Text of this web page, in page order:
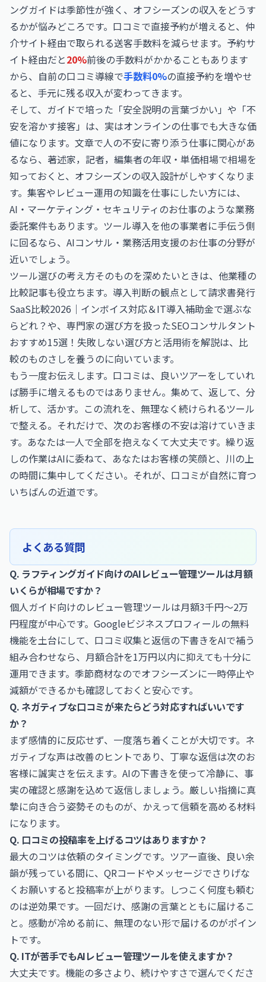
ングガイドは季節性が強く、オフシーズンの収入をどうす
るかが悩みどころです。口コミで直接予約が増えると、仲
介サイト経由で取られる送客手数料を減らせます。予約サ
イト経由だと20%前後の手数料がかかることもあります
から、自前の口コミ導線で手数料0%の直接予約を増やせ
ると、手元に残る収入が変わってきます。
そして、ガイドで培った「安全説明の言葉づかい」や「不
安を溶かす接客」は、実はオンラインの仕事でも大きな価
値になります。文章で人の不安に寄り添う仕事に関心があ
るなら、 著述家，記者，編集者の年収・単価相場で相場を
知っておくと、オフシーズンの収入設計がしやすくなりま
す。集客やレビュー運用の知識を仕事にしたい方には、
AI・マーケティング・セキュリティのお仕事のような業務
委託案件もあります。ツール導入を他の事業者に手伝う側
に回るなら、 AIコンサル・業務活用支援のお仕事の分野が
近いでしょう。
ツール選びの考え方そのものを深めたいときは、他業種の
比較記事も役立ちます。導入判断の観点として請求書発行
SaaS比較2026｜インボイス対応＆IT導入補助金で選ぶな
らどれ？や、専門家の選び方を扱ったSEOコンサルタント
おすすめ15選！失敗しない選び方と活用術を解説は、比
較のものさしを養うのに向いています。
もう一度お伝えします。口コミは、良いツアーをしていれ
ば勝手に増えるものではありません。集めて、返して、分
析して、活かす。この流れを、無理なく続けられるツール
で整える。それだけで、次のお客様の不安は溶けていきま
す。あなたは一人で全部を抱えなくて大丈夫です。繰り返
しの作業はAIに委ねて、あなたはお客様の笑顔と、川の上
の時間に集中してください。それが、口コミが自然に育つ
いちばんの近道です。
よくある質問
Q. ラフティングガイド向けのAIレビュー管理ツールは月額
いくらが相場ですか？
個人ガイド向けのレビュー管理ツールは月額3千円〜2万
円程度が中心です。Googleビジネスプロフィールの無料
機能を土台にして、口コミ収集と返信の下書きをAIで補う
組み合わせなら、月額合計を1万円以内に抑えても十分に
運用できます。季節商材なのでオフシーズンに一時停止や
減額ができるかも確認しておくと安心です。
Q. ネガティブな口コミが来たらどう対応すればいいです
か？
まず感情的に反応せず、一度落ち着くことが大切です。ネ
ガティブな声は改善のヒントであり、丁寧な返信は次のお
客様に誠実さを伝えます。AIの下書きを使って冷静に、事
実の確認と感謝を込めて返信しましょう。厳しい指摘に真
摯に向き合う姿勢そのものが、かえって信頼を高める材料
になります。
Q. 口コミの投稿率を上げるコツはありますか？
最大のコツは依頼のタイミングです。ツアー直後、良い余
韻が残っている間に、QRコードやメッセージでさりげな
くお願いすると投稿率が上がります。しつこく何度も頼む
のは逆効果です。一回だけ、感謝の言葉とともに届けるこ
と。感動が冷める前に、無理のない形で届けるのがポイン
トです。
Q. ITが苦手でもAIレビュー管理ツールを使えますか？
大丈夫です。機能の多さより、続けやすさで選んでくださ